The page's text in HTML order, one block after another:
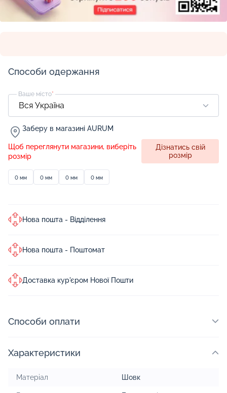
Способи одержання
Ваше місто*
Заберу в магазині AURUM
Щоб переглянути магазини, виберіть
розмір
Дізнатись свій
розмір
0 мм 0 мм 0 мм 0 мм
Нова пошта - Відділення
Нова пошта - Поштомат
Доставка кур'єром Нової Пошти
Способи оплати
Характеристики
Матеріал Шовк